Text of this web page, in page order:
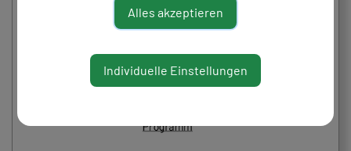
Alles akzeptieren
Individuelle Einstellungen